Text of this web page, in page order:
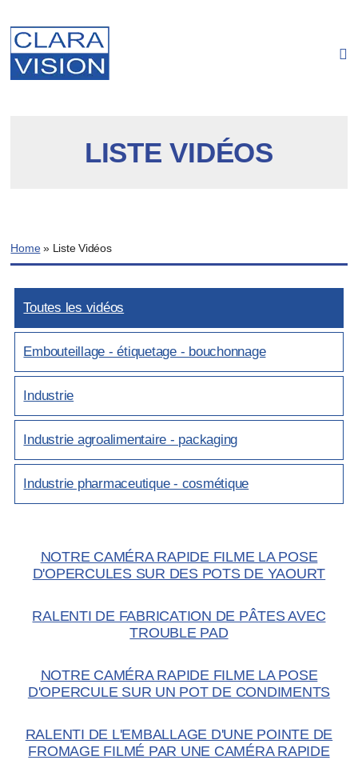
LISTE VIDÉOS
Home» Liste Vidéos
Toutes les vidéos
Embouteillage - étiquetage - bouchonnage
Industrie
Industrie agroalimentaire - packaging
Industrie pharmaceutique - cosmétique
NOTRE CAMÉRA RAPIDE FILME LA POSE
D'OPERCULES SUR DES POTS DE YAOURT
RALENTI DE FABRICATION DE PÂTES AVEC
TROUBLE PAD
NOTRE CAMÉRA RAPIDE FILME LA POSE
D'OPERCULE SUR UN POT DE CONDIMENTS
RALENTI DE L'EMBALLAGE D'UNE POINTE DE
FROMAGE FILMÉ PAR UNE CAMÉRA RAPIDE